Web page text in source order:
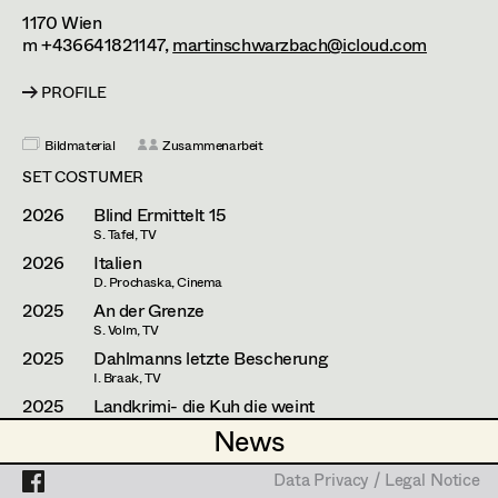
News
News
Projects
Data Privacy / Legal Notice
Lea Haselrieder
Elisabeth Heinisch
Anna Hoss
Michaela Janker
Ruth Kubyk
Eveline Leichtfried
Helga Lohninger
Marlies Mayringer
Lena Parusel
Martin Schwarzbach
Katja Sembacher
1170Wien
m +436641821147,martinschwarzbach@icloud.com
PROFILE
Bildmaterial Zusammenarbeit
SET COSTUMER
2026 Blind Ermittelt 15
S. Tafel, TV
2026 Italien
D. Prochaska, Cinema
2025 An der Grenze
S. Volm, TV
2025 Dahlmanns letzte Bescherung
I. Braak, TV
2025 Landkrimi- die Kuh die weint
A. Prochaska, TV
Data Privacy / Legal Notice